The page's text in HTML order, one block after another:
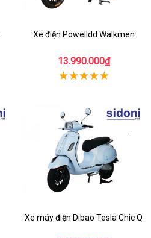
Xe điện Powelldd Walkmen
13.990.000₫
Xe máy điện Dibao Tesla Chic Q